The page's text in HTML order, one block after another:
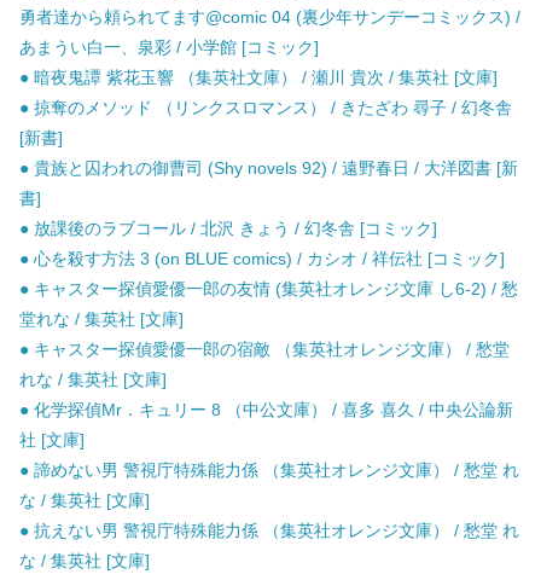
勇者達から頼られてます@comic 04 (裏少年サンデーコミックス) /
あまうい白一、泉彩 / 小学館 [コミック]
● 暗夜鬼譚 紫花玉響 （集英社文庫） / 瀬川 貴次 / 集英社 [文庫]
● 掠奪のメソッド （リンクスロマンス） / きたざわ 尋子 / 幻冬舎
[新書]
● 貴族と囚われの御曹司 (Shy novels 92) / 遠野春日 / 大洋図書 [新
書]
● 放課後のラブコール / 北沢 きょう / 幻冬舎 [コミック]
● 心を殺す方法 3 (on BLUE comics) / カシオ / 祥伝社 [コミック]
● キャスター探偵愛優一郎の友情 (集英社オレンジ文庫 し6-2) / 愁
堂れな / 集英社 [文庫]
● キャスター探偵愛優一郎の宿敵 （集英社オレンジ文庫） / 愁堂
れな / 集英社 [文庫]
● 化学探偵Mr．キュリー 8 （中公文庫） / 喜多 喜久 / 中央公論新
社 [文庫]
● 諦めない男 警視庁特殊能力係 （集英社オレンジ文庫） / 愁堂 れ
な / 集英社 [文庫]
● 抗えない男 警視庁特殊能力係 （集英社オレンジ文庫） / 愁堂 れ
な / 集英社 [文庫]